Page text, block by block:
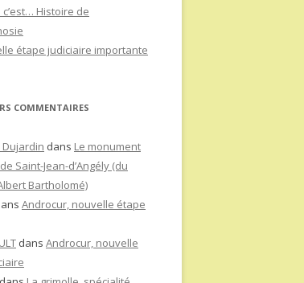
Histoire de
étape judiciaire importante
COMMENTAIRES
dans Le monument
Saint-Jean-d’Angély (du
Bartholomé)
Androcur, nouvelle étape
dans Androcur, nouvelle